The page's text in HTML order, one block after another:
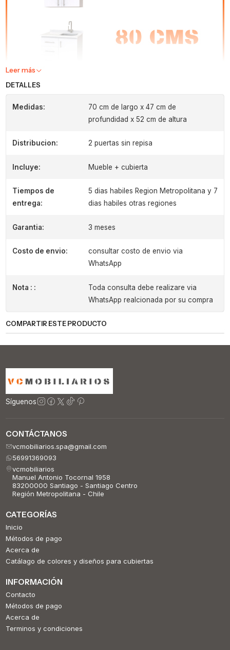
Leer más
DETALLES
Medidas:
70 cm de largo x 47 cm de
profundidad x 52 cm de altura
Distribucion: 2 puertas sin repisa
Incluye: Mueble + cubierta
Tiempos de
entrega:
5 dias habiles Region Metropolitana y 7
dias habiles otras regiones
Garantia: 3 meses
Costo de envio:
consultar costo de envio via
WhatsApp
Nota : :
Toda consulta debe realizare via
WhatsApp realcionada por su compra
COMPARTIR ESTE PRODUCTO
Síguenos
CONTÁCTANOS
vcmobiliarios.spa@gmail.com
56991369093
vcmobiliarios
Manuel Antonio Tocornal 1958
83200000 Santiago - Santiago Centro
Región Metropolitana - Chile
CATEGORÍAS
Inicio
Métodos de pago
Acerca de
Catálago de colores y diseños para cubiertas
INFORMACIÓN
Contacto
Métodos de pago
Acerca de
Terminos y condiciones